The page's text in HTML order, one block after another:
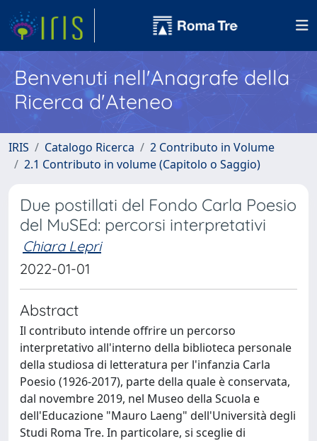
Benvenuti nell'Anagrafe della
Ricerca d'Ateneo
IRIS Catalogo Ricerca
2 Contributo in Volume
2.1 Contributo in volume (Capitolo o Saggio)
Due postillati del Fondo Carla Poesio
del MuSEd: percorsi interpretativi
Chiara Lepri
2022-01-01
Abstract
Il contributo intende offrire un percorso
interpretativo all'interno della biblioteca personale
della studiosa di letteratura per l'infanzia Carla
Poesio (1926-2017), parte della quale è conservata,
dal novembre 2019, nel Museo della Scuola e
dell'Educazione "Mauro Laeng" dell'Università degli
Studi Roma Tre. In particolare, si sceglie di